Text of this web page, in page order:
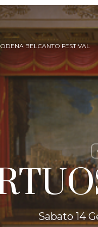
(DAL
BELCANTO FESTIVAL
Sabato 14